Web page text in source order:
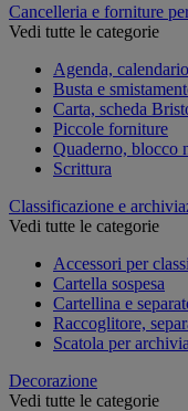
Cancelleria e forniture
Vedi tutte le categorie
Agenda,
Busta e
Carta, scheda
Piccole forniture
Quaderno, blocco
Scrittura
Classificazione e
Vedi tutte le categorie
Accessori per
Cartella sospesa
Cartellina e
Raccoglitore,
Scatola per
Decorazione
Vedi tutte le categorie